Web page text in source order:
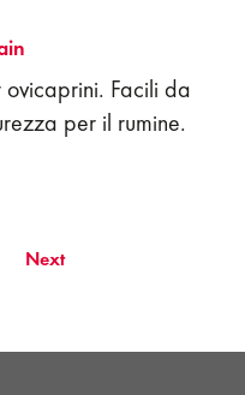
Facili da
per il rumine.
Next